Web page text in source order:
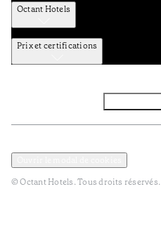
Octant Hotels
Prix et certifications
© Octant Hotels. Tous droits réservés.